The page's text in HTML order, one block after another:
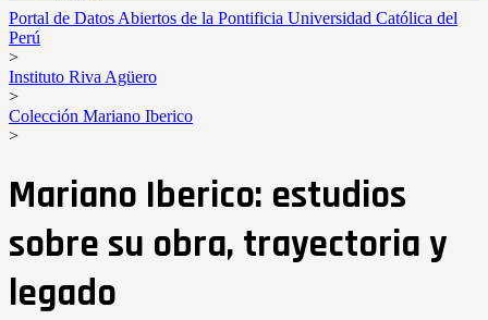
Portal de Datos Abiertos de la Pontificia Universidad Católica del
Perú
>
Instituto Riva Agüero
>
Colección Mariano Iberico
>
Mariano Iberico: estudios
sobre su obra, trayectoria y
legado